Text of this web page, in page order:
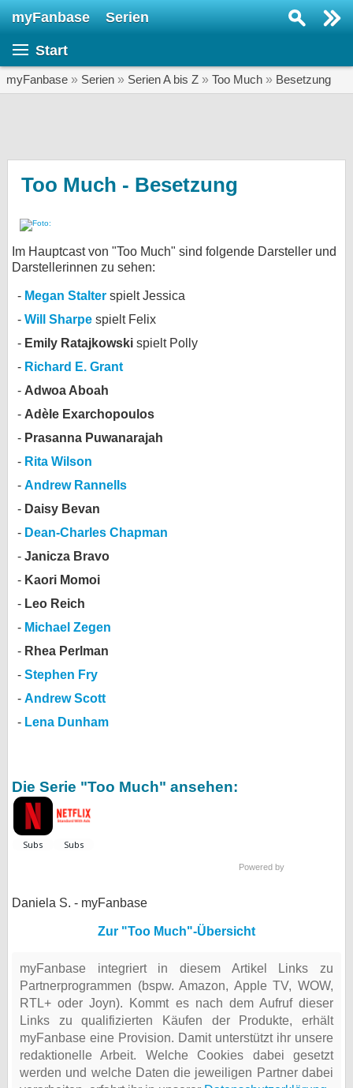
myFanbase Serien
Start
myFanbase » Serien » Serien A bis Z » Too Much » Besetzung
Too Much - Besetzung
Im Hauptcast von "Too Much" sind folgende Darsteller und
Darstellerinnen zu sehen:
Megan Stalter spielt Jessica
Will Sharpe spielt Felix
Emily Ratajkowski spielt Polly
Richard E. Grant
Adwoa Aboah
Adèle Exarchopoulos
Prasanna Puwanarajah
Rita Wilson
Andrew Rannells
Daisy Bevan
Dean-Charles Chapman
Janicza Bravo
Kaori Momoi
Leo Reich
Michael Zegen
Rhea Perlman
Stephen Fry
Andrew Scott
Lena Dunham
Die Serie "Too Much" ansehen:
Powered by
Daniela S. - myFanbase
Zur "Too Much"-Übersicht
myFanbase integriert in diesem Artikel Links zu
Partnerprogrammen (bspw. Amazon, Apple TV, WOW,
RTL+ oder Joyn). Kommt es nach dem Aufruf dieser
Links zu qualifizierten Käufen der Produkte, erhält
myFanbase eine Provision. Damit unterstützt ihr unsere
redaktionelle Arbeit. Welche Cookies dabei gesetzt
werden und welche Daten die jeweiligen Partner dabei
SERIEN
Specials
Forum
Datenschutz